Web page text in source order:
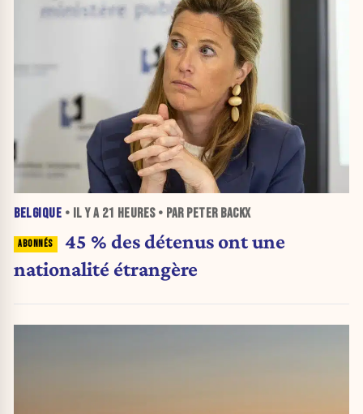
BELGIQUE • IL Y A 21 HEURES• PAR PETER BACKX
45 % des détenus ont une
nationalité étrangère